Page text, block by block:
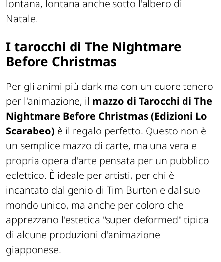
lontana, lontana anche sotto l'albero di
Natale.
I tarocchi di The Nightmare
Before Christmas
Per gli animi più dark ma con un cuore tenero
per l'animazione, il mazzo di Tarocchi di The
Nightmare Before Christmas (Edizioni Lo
Scarabeo) è il regalo perfetto. Questo non è
un semplice mazzo di carte, ma una vera e
propria opera d'arte pensata per un pubblico
eclettico. È ideale per artisti, per chi è
incantato dal genio di Tim Burton e dal suo
mondo unico, ma anche per coloro che
apprezzano l'estetica "super deformed" tipica
di alcune produzioni d'animazione
giapponese.